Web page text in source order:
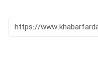
https://